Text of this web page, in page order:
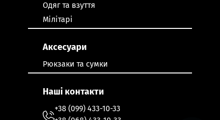
Одяг та взуття
Мілітарі
Аксесуари
Рюкзаки та сумки
Наші контакти
+38 (099) 433-10-33